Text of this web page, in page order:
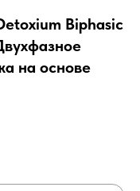
Biphasic
на основе